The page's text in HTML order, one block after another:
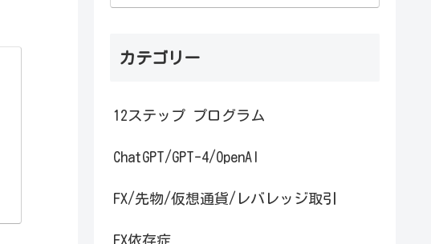
カテゴリー
12ステップ プログラム
ChatGPT/GPT-4/OpenAI
FX/先物/仮想通貨/レバレッジ取引
FX依存症